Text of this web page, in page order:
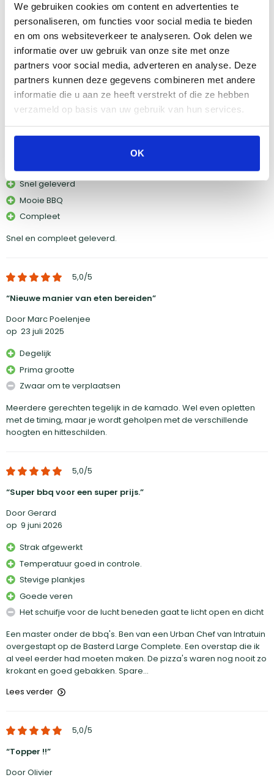
We gebruiken cookies om content en advertenties te
personaliseren, om functies voor social media te bieden
en om ons websiteverkeer te analyseren. Ook delen we
informatie over uw gebruik van onze site met onze
partners voor social media, adverteren en analyse. Deze
partners kunnen deze gegevens combineren met andere
informatie die u aan ze heeft verstrekt of die ze hebben
verzameld op basis van uw gebruik van hun services.
OK
Nu een paar maanden in gebruik na jaren op een Weber te
hebben gebarbecued, toch de overstap gemaakt naar de
kamado en ik moet zeggen dat ik er geen spijt van heb. Ben nu
ook meer aan experimenteren met nieuwe gerechten...
Lees verder
5,0/5
Mooie BBQ
Snel geleverd
Mooie BBQ
Compleet
Snel en compleet geleverd.
5,0/5
Nieuwe manier van eten bereiden
Door Marc Poelenjee
op 23 juli 2025
Degelijk
Prima grootte
Zwaar om te verplaatsen
Meerdere gerechten tegelijk in de kamado. Wel even opletten
met de timing, maar je wordt geholpen met de verschillende
hoogten en hitteschilden.
5,0/5
Super bbq voor een super prijs.
Door Gerard
op 9 juni 2026
Strak afgewerkt
Temperatuur goed in controle.
Stevige plankjes
Goede veren
Het schuifje voor de lucht beneden gaat te licht open en dicht
Een master onder de bbq's. Ben van een Urban Chef van Intratuin
overgestapt op de Basterd Large Complete. Een overstap die ik
al veel eerder had moeten maken. De pizza's waren nog nooit zo
krokant en goed gebakken. Spare...
Lees verder
5,0/5
Topper !!
Door Olivier